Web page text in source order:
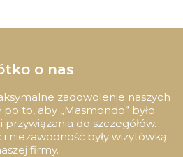
o nas
zadowolenie naszych
to, aby „Masmondo” było
do szczegółów.
i niezawodność były wizytówką
firmy.